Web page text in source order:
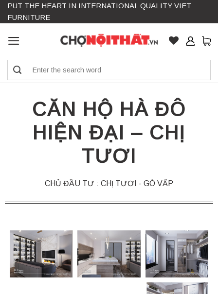
Skip
PUT THE HEART IN INTERNATIONAL QUALITY VIET
FURNITURE
CĂN HỘ HÀ ĐÔ
HIỆN ĐẠI – CHỊ
TƯƠI
CHỦ ĐẦU TƯ : CHỊ TƯƠI - GÒ VẤP